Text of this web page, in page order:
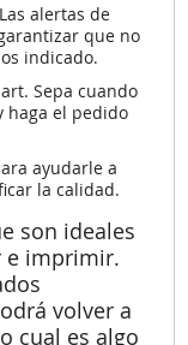
alertas de
que no
indicado.
Sepa cuando
haga el pedido
ayudarle a
la calidad.
son ideales
e imprimir.
volver a
cual es algo